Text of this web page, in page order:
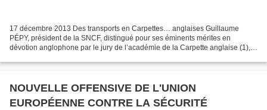
17 décembre 2013 Des transports en Carpettes… anglaises Guillaume
PÉPY, président de la SNCF, distingué pour ses éminents mérites en
dévotion anglophone par le jury de l’académie de la Carpette anglaise (1),
NOUVELLE OFFENSIVE DE L'UNION
EUROPÉENNE CONTRE LA SÉCURITÉ